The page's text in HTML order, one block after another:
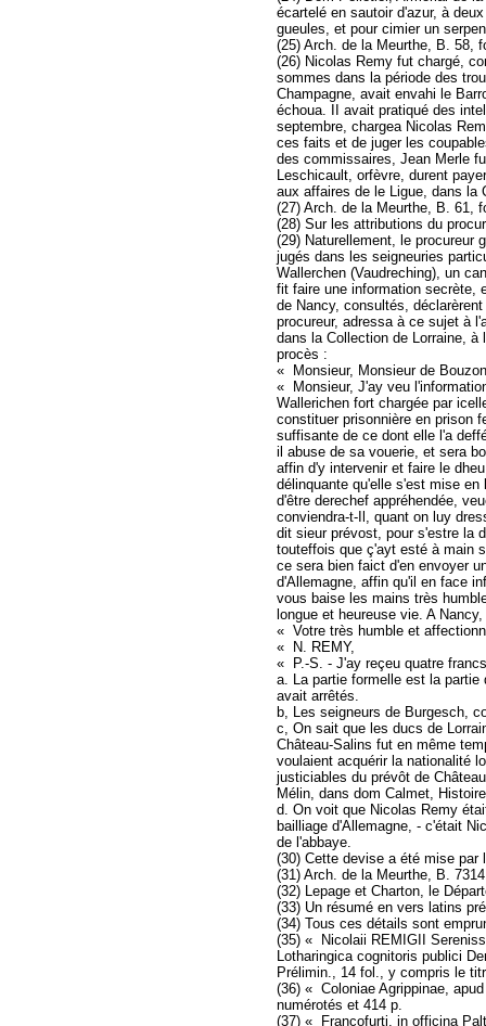
écartelé en sautoir d'azur, à
gueules, et pour cimier un
(25) Arch. de la Meurthe, B. 58,
(26) Nicolas Remy fut chargé,
sommes dans la période des
Champagne, avait envahi le
échoua. II avait pratiqué des
septembre, chargea Nicolas
ces faits et de juger les
des commissaires, Jean Merle
Leschicault, orfèvre, durent
aux affaires de le Ligue, dans la
(27) Arch. de la Meurthe, B. 61,
(28) Sur les attributions du
(29) Naturellement, le procureur
jugés dans les seigneuries
Wallerchen (Vaudreching), un
fit faire une information secrète,
de Nancy, consultés,
procureur, adressa à ce sujet à
dans la Collection de Lorraine,
procès :
« Monsieur, Monsieur de
« Monsieur, J'ay veu
Wallerichen fort chargée par
constituer prisonnière en prison
suffisante de ce dont elle l'a
il abuse de sa vouerie, et sera
affin d'y intervenir et faire le
délinquante qu'elle s'est mise
d'être derechef appréhendée,
conviendra-t-Il, quant on luy
dit sieur prévost, pour s'estre la
touteffois que ç'ayt esté à main
ce sera bien faict d'en envoyer
d'Allemagne, affin qu'il en face
vous baise les mains très
longue et heureuse vie. A
« Votre très humble et
« N. REMY,
« P.-S. - J'ay reçeu quatre
a. La partie formelle est la
avait arrêtés.
b, Les seigneurs de Burgesch,
c, On sait que les ducs de
Château-Salins fut en même
voulaient acquérir la nationalité
justiciables du prévôt de
Mélin, dans dom Calmet,
d. On voit que Nicolas Remy
bailliage d'Allemagne, - c'était
de l'abbaye.
(30) Cette devise a été mise par
(31) Arch. de la Meurthe, B.
(32) Lepage et Charton, le
(33) Un résumé en vers latins
(34) Tous ces détails sont
(35) « Nicolaii REMIGII
Lotharingica cognitoris publici
Prélimin., 14 fol., y compris le
(36) « Coloniae Agrippinae,
numérotés et 414 p.
(37) « Francofurti, in officina